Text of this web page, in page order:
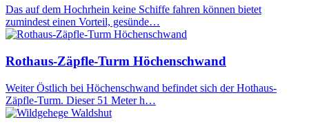
Das auf dem Hochrhein keine Schiffe fahren können bietet
zumindest einen Vorteil, gesünde…
Rothaus-Zäpfle-Turm Höchenschwand
Weiter Östlich bei Höchenschwand befindet sich der Hothaus-
Zäpfle-Turm. Dieser 51 Meter h…